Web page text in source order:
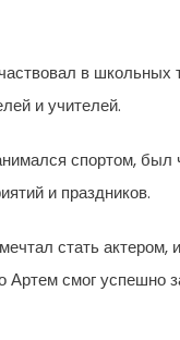
в школьных
и учителей.
спортом, был
и праздников.
стать актером,
смог успешно